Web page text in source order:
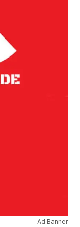
Ad Banner